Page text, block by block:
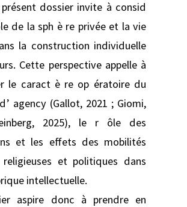
dossier invite à consid
de la sph è re privée et la vie
la construction individuelle
Cette perspective appelle à
le caract è re op ératoire du
agency (Gallot, 2021 ; Giomi,
2025), le r ôle des
et les effets des mobilités
religieuses et politiques dans
intellectuelle.
aspire donc à prendre en